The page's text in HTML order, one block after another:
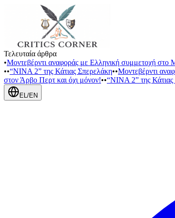
Τελευταία άρθρα
•Μοντεβέρντι αναφοράς με Ελληνική συμμετοχή
••“NINA 2” της Κάτιας Σπερελάκη••Μοντεβέρντι
στον Άρβο Περτ και όχι μόνον!••“NINA 2” της
EL/EN